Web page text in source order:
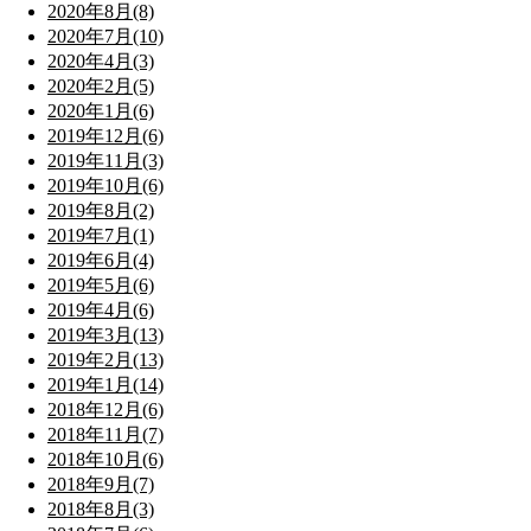
2020年8月(8)
2020年7月(10)
2020年4月(3)
2020年2月(5)
2020年1月(6)
2019年12月(6)
2019年11月(3)
2019年10月(6)
2019年8月(2)
2019年7月(1)
2019年6月(4)
2019年5月(6)
2019年4月(6)
2019年3月(13)
2019年2月(13)
2019年1月(14)
2018年12月(6)
2018年11月(7)
2018年10月(6)
2018年9月(7)
2018年8月(3)